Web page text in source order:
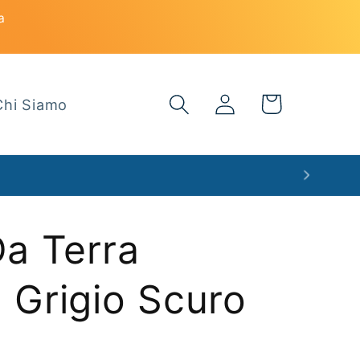
Siamo Accedi Carrello
Terra
Grigio Scuro